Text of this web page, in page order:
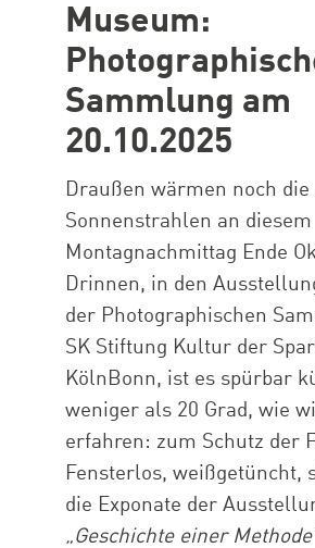
Museum:
Sammlung am
20.10.2025
Draußen wärmen noch
Sonnenstrahlen an diesem
Montagnachmittag Ende
Drinnen, in den
der Photographischen
SK Stiftung Kultur der
KölnBonn, ist es spürbar
weniger als 20 Grad, wie
erfahren: zum Schutz der
Fensterlos, weißgetüncht,
die Exponate der
„Geschichte einer